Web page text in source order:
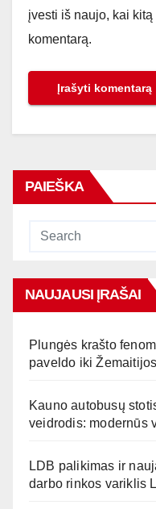
įvesti iš naujo, kai
komentarą.
PAIEŠKA
NAUJAUSI ĮRAŠAI
Plungės krašto
paveldo iki
Kauno autobusų
veidrodis: modernūs
LDB palikimas ir
darbo rinkos variklis